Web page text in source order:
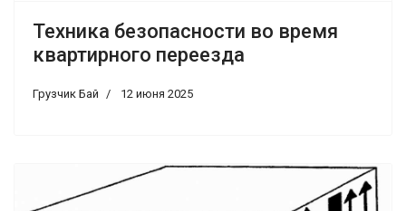
Техника безопасности во время
квартирного переезда
Грузчик Бай 12 июня 2025